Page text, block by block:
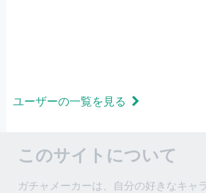
ユーザーの一覧を見る
このサイトについて
ガチャメーカーは、自分の好きなキャ